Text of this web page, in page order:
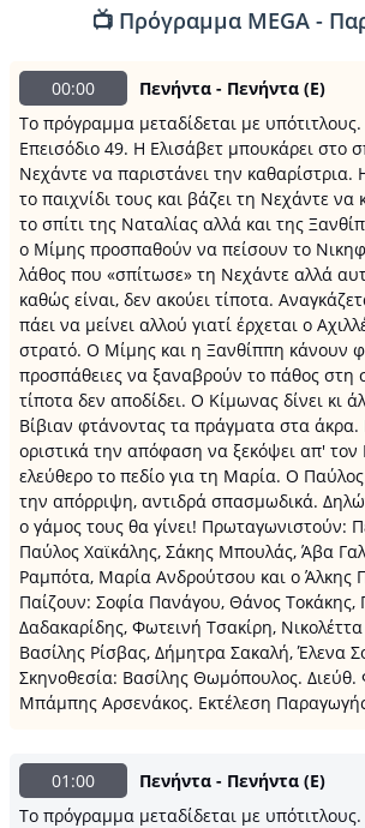
📺 Πρόγραμμα MEGA -
00:00
Πενήντα - Πενήντα (Ε)
Το πρόγραμμα μεταδίδεται με υπότιτλους.
Επεισόδιο 49. Η Ελισάβετ μπουκάρει στο
Νεχάντε να παριστάνει την καθαρίστρια.
το παιχνίδι τους και βάζει τη Νεχάντε να
το σπίτι της Ναταλίας αλλά και της
ο Μίμης προσπαθούν να πείσουν το
λάθος που «σπίτωσε» τη Νεχάντε αλλά
καθώς είναι, δεν ακούει τίποτα.
πάει να μείνει αλλού γιατί έρχεται ο
στρατό. Ο Μίμης και η Ξανθίππη κάνουν
προσπάθειες να ξαναβρούν το πάθος στη
τίποτα δεν αποδίδει. Ο Κίμωνας δίνει κι
Βίβιαν φτάνοντας τα πράγματα στα άκρα.
οριστικά την απόφαση να ξεκόψει απ'
ελεύθερο το πεδίο για τη Μαρία. Ο
την απόρριψη, αντιδρά σπασμωδικά.
ο γάμος τους θα γίνει! Πρωταγωνιστούν:
Παύλος Χαϊκάλης, Σάκης Μπουλάς, Άβα
Ραμπότα, Μαρία Ανδρούτσου και ο Άλκης
Παίζουν: Σοφία Πανάγου, Θάνος Τοκάκης,
Δαδακαρίδης, Φωτεινή Τσακίρη,
Βασίλης Ρίσβας, Δήμητρα Σακαλή, Έλενα
Σκηνοθεσία: Βασίλης Θωμόπουλος.
Μπάμπης Αρσενάκος. Εκτέλεση
01:00
Πενήντα - Πενήντα (Ε)
Το πρόγραμμα μεταδίδεται με υπότιτλους.